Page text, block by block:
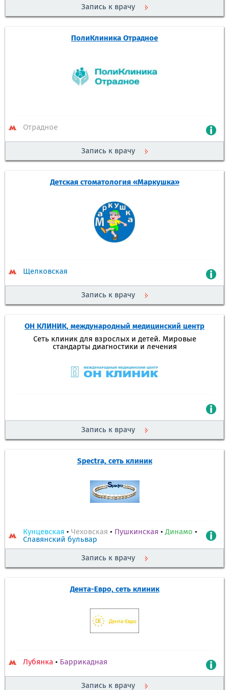
Запись к врачу
ПолиКлиника Отрадное
Отрадное
Запись к врачу
Детская стоматология «Маркушка»
Щелковская
Запись к врачу
ОН КЛИНИК, международный медицинский центр
Сеть клиник для взрослых и детей. Мировые
стандарты диагностики и лечения
Запись к врачу
Spectra, сеть клиник
Кунцевская • Чеховская • Пушкинская •Динамо •
Славянский бульвар
Запись к врачу
Дента-Евро, сеть клиник
Лубянка • Баррикадная
Запись к врачу